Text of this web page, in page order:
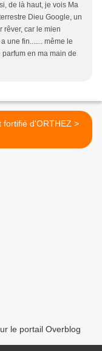
de là haut, je vois Ma
Dieu Google, un
rêver, car le mien
une fin....... même le
en ma main de
Pont fortifié d'ORTHEZ >
le portail Overblog